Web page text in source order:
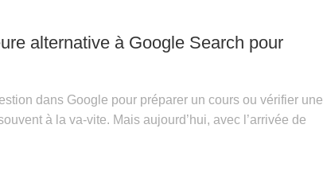
alternative à Google Search pour
dans Google pour préparer un cours ou vérifier une
à la va-vite. Mais aujourd’hui, avec l’arrivée de